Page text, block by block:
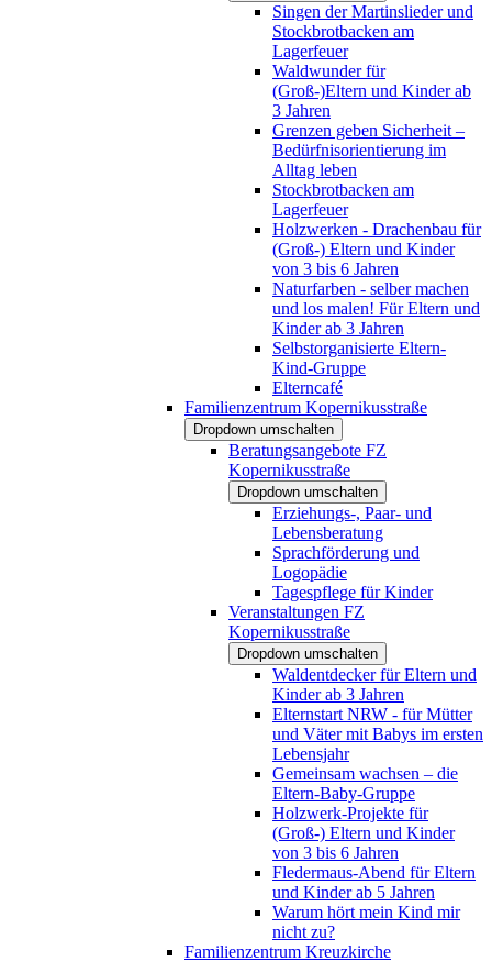
Singen der Martinslieder und
Stockbrotbacken am
Lagerfeuer
Waldwunder für
(Groß-)Eltern und Kinder ab
3 Jahren
Grenzen geben Sicherheit –
Bedürfnisorientierung im
Alltag leben
Stockbrotbacken am
Lagerfeuer
Holzwerken - Drachenbau für
(Groß-) Eltern und Kinder
von 3 bis 6 Jahren
Naturfarben - selber machen
und los malen! Für Eltern und
Kinder ab 3 Jahren
Selbstorganisierte Eltern-
Kind-Gruppe
Elterncafé
Familienzentrum Kopernikusstraße
Dropdown umschalten
Beratungsangebote FZ
Kopernikusstraße
Dropdown umschalten
Erziehungs-, Paar- und
Lebensberatung
Sprachförderung und
Logopädie
Tagespflege für Kinder
Veranstaltungen FZ
Kopernikusstraße
Dropdown umschalten
Waldentdecker für Eltern und
Kinder ab 3 Jahren
Elternstart NRW - für Mütter
und Väter mit Babys im ersten
Lebensjahr
Gemeinsam wachsen – die
Eltern-Baby-Gruppe
Holzwerk-Projekte für
(Groß-) Eltern und Kinder
von 3 bis 6 Jahren
Fledermaus-Abend für Eltern
und Kinder ab 5 Jahren
Warum hört mein Kind mir
nicht zu?
Familienzentrum Kreuzkirche